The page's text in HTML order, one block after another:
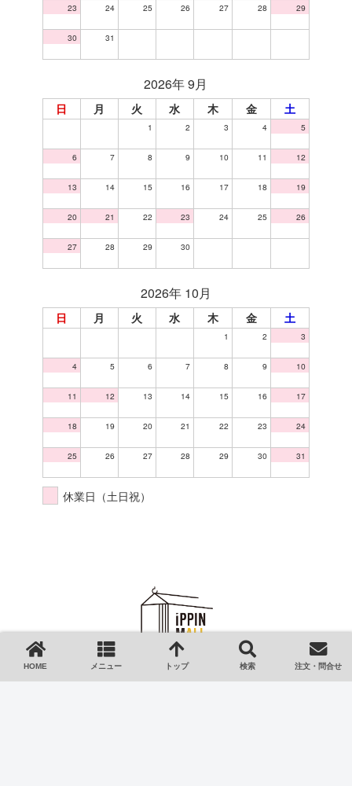
23 24 25 26 27 28 29
30 31
2026年 9月
日 月 火 水 木 金 土
1 2 3 4 5
6 7 8 9 10 11 12
13 14 15 16 17 18 19
20 21 22 23 24 25 26
27 28 29 30
2026年 10月
日 月 火 水 木 金 土
1 2 3
4 5 6 7 8 9 10
11 12 13 14 15 16 17
18 19 20 21 22 23 24
25 26 27 28 29 30 31
休業日（土日祝）
HOME
ご利用ガイド
HOME メニュー トップ 検索 注文・問合せ